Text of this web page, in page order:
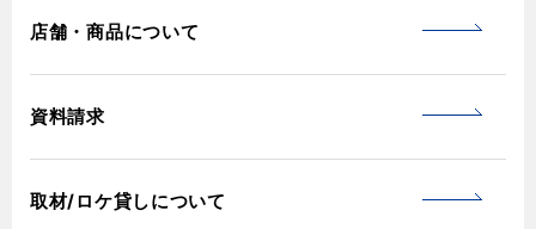
店舗・商品について
資料請求
取材/ロケ貸しについて